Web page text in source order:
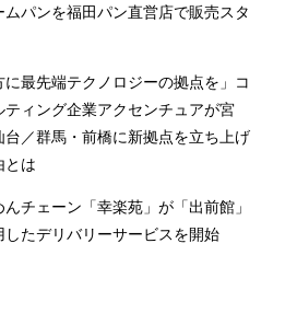
ムパンを福田パン直営店で販売スタ
に最先端テクノロジーの拠点を」コ
ティング企業アクセンチュアが宮
台／群馬・前橋に新拠点を立ち上げ
とは
んチェーン「幸楽苑」が「出前館」
したデリバリーサービスを開始